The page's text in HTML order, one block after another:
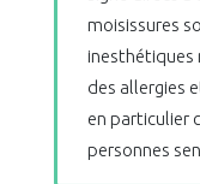
moisissures
inesthétiques
des allergies
en particulier
personnes